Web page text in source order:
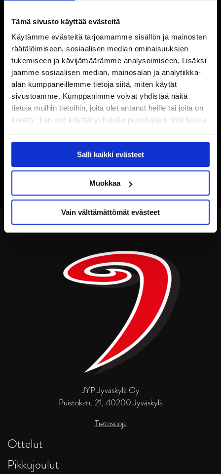
Tämä sivusto käyttää evästeitä
Käytämme evästeitä tarjoamamme sisällön ja mainosten
räätälöimiseen, sosiaalisen median ominaisuuksien
tukemiseen ja kävijämäärämme analysoimiseen. Lisäksi
jaamme sosiaalisen median, mainosalan ja analytiikka-
alan kumppaneillemme tietoja siitä, miten käytät
sivustoamme. Kumppanimme voivat yhdistää näitä
tietoja muihin tietoihin, joita olet antanut heille tai joita on
kerätty, kun olet käyttänyt heidän palvelujaan. Voit koska
käytöstäEvästeet-sivultamme.
Salli kaikki evästeet
Muokkaa
Vain välttämättömät evästeet
JYP Jyväskylä Oy
Puistokatu 21, 40200 Jyväskylä
Tietosuoja
Ottelut
Pikkujoulut